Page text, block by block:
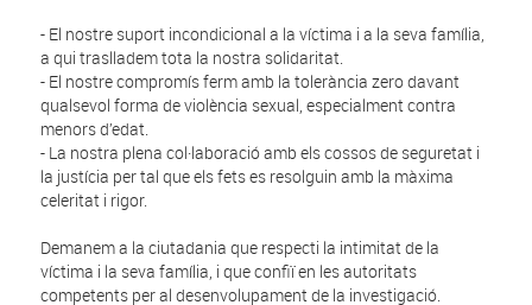
- El nostre suport incondicional a la víctima i a la seva família,
a qui traslladem tota la nostra solidaritat.
- El nostre compromís ferm amb la tolerància zero davant
qualsevol forma de violència sexual, especialment contra
menors d’edat.
- La nostra plena col·laboració amb els cossos de seguretat i
la justícia per tal que els fets es resolguin amb la màxima
celeritat i rigor.
Demanem a la ciutadania que respecti la intimitat de la
víctima i la seva família, i que confiï en les autoritats
competents per al desenvolupament de la investigació.